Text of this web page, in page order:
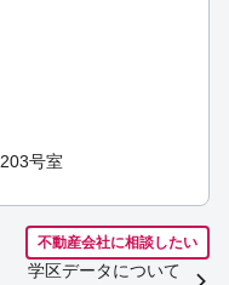
203号室
不動産会社に相談したい
学区データについて